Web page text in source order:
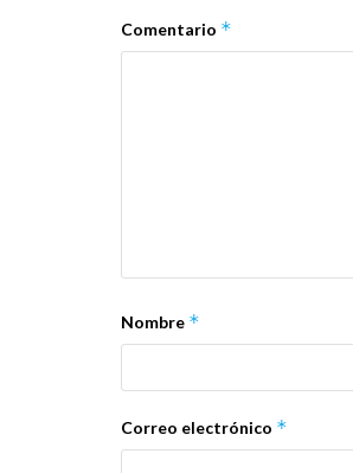
Comentario *
Nombre *
Correo electrónico *